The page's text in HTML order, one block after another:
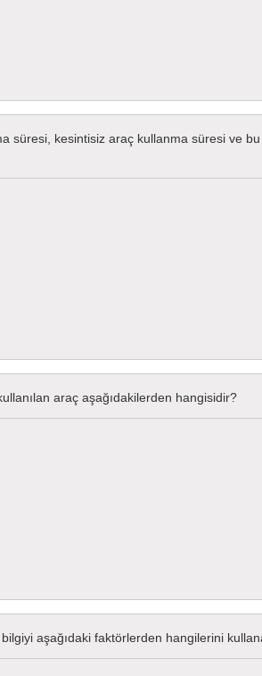
süresi, kesintisiz araç kullanma süresi ve
araç aşağıdakilerden hangisidir?
aşağıdaki faktörlerden hangilerini